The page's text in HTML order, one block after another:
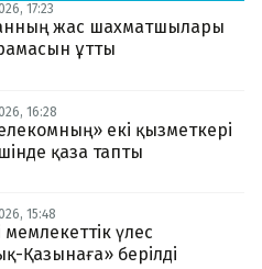
17:23
жас шахматшылары
ұтты
16:28
екі қызметкері
қаза тапты
15:48
мемлекеттік үлес
Қазынаға» берілді